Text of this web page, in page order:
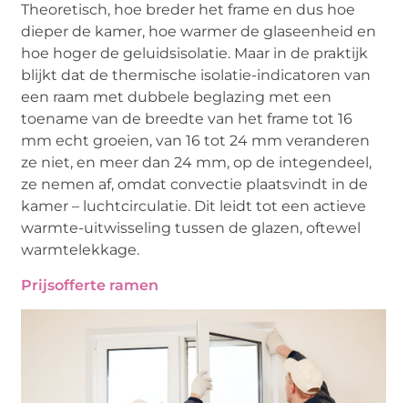
Theoretisch, hoe breder het frame en dus hoe
dieper de kamer, hoe warmer de glaseenheid en
hoe hoger de geluidsisolatie. Maar in de praktijk
blijkt dat de thermische isolatie-indicatoren van
een raam met dubbele beglazing met een
toename van de breedte van het frame tot 16
mm echt groeien, van 16 tot 24 mm veranderen
ze niet, en meer dan 24 mm, op de integendeel,
ze nemen af, omdat convectie plaatsvindt in de
kamer – luchtcirculatie. Dit leidt tot een actieve
warmte-uitwisseling tussen de glazen, oftewel
warmtelekkage.
Prijsofferte ramen